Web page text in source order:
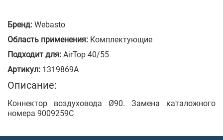
Бренд: Webasto
Область применения: Комплектующие
Подходит для: AirTop 40/55
Артикул: 1319869A
Описание:
Коннектор воздуховода Ø90. Замена каталожного
номера 9009259C